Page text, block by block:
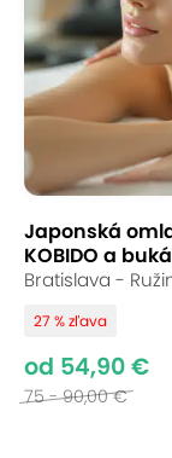
Japonská
KOBIDO a
Bratislava -
27 % zľava
od 54,90 €
75 - 90,00 €